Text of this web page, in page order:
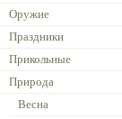
Оружие
Праздники
Прикольные
Природа
Весна